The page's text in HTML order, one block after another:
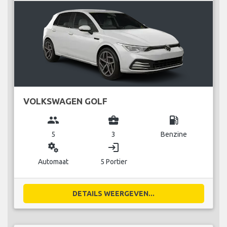
VOLKSWAGEN GOLF
group
5
business_center
3
local_gas_station
Benzine
miscellaneous_services
Automaat
login
5 Portier
DETAILS WEERGEVEN...